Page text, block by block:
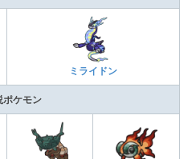
ミライドン
ポケモン